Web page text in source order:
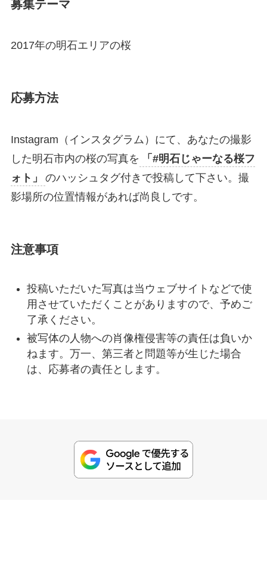
募集テーマ
2017年の明石エリアの桜
応募方法
Instagram（インスタグラム）にて、あなたの撮影
した明石市内の桜の写真を
「#明石じゃーなる桜フ
ォト」
のハッシュタグ付きで投稿して下さい。撮
影場所の位置情報があれば尚良しです。
注意事項
投稿いただいた写真は当ウェブサイトなどで使
用させていただくことがありますので、予めご
了承ください。
被写体の人物への肖像権侵害等の責任は負いか
ねます。万一、第三者と問題等が生じた場合
は、応募者の責任とします。